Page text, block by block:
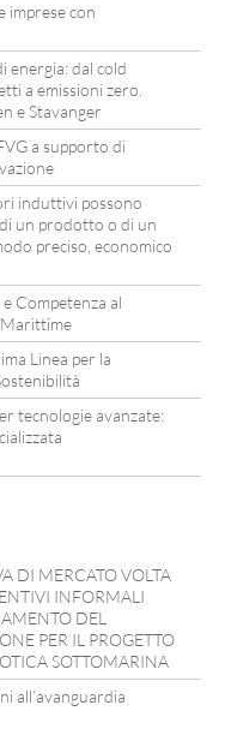
imprese con
energia: dal cold
a emissioni zero.
e Stavanger
a supporto di
induttivi possono
un prodotto o di un
preciso, economico
Competenza al
Marittime
Linea per la
tecnologie avanzate:
DI MERCATO VOLTA
INFORMALI
DEL
PER IL PROGETTO
SOTTOMARINA
all’avanguardia